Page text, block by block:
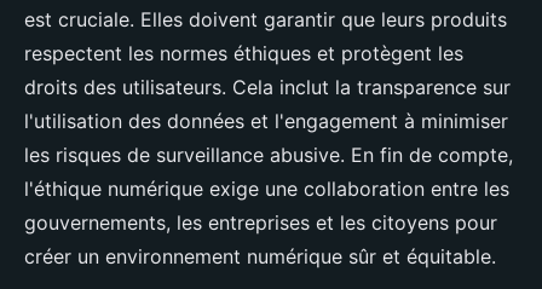
est cruciale. Elles doivent garantir que leurs produits
respectent les normes éthiques et protègent les
droits des utilisateurs. Cela inclut la transparence sur
l'utilisation des données et l'engagement à minimiser
les risques de surveillance abusive. En fin de compte,
l'éthique numérique exige une collaboration entre les
gouvernements, les entreprises et les citoyens pour
créer un environnement numérique sûr et équitable.